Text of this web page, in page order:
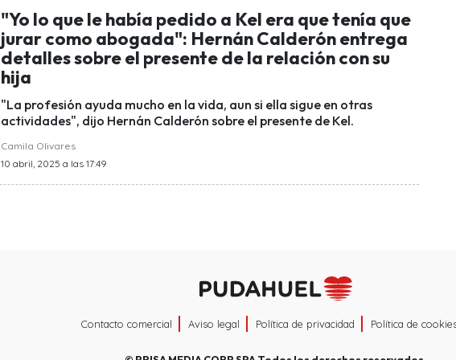
"Yo lo que le había pedido a Kel era que tenía que
jurar como abogada": Hernán Calderón entrega
detalles sobre el presente de la relación con su
hija
"La profesión ayuda mucho en la vida, aun si ella sigue en otras
actividades", dijo Hernán Calderón sobre el presente de Kel.
Camila Olivares
10 abril, 2025 a las 17:49
Contacto comercial Aviso legal Política de privacidad Política de